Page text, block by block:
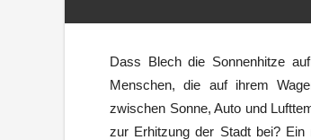
Dass Blech die Sonnenhitze
Menschen, die auf ihrem
zwischen Sonne, Auto und
zur Erhitzung der Stadt bei?